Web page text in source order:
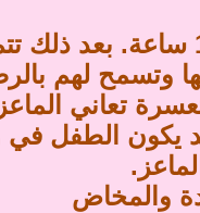
تستمر هذه العلامات بشكل طبيعي
تعاني
لفترة أطول من 12 ساعة
والمخاض